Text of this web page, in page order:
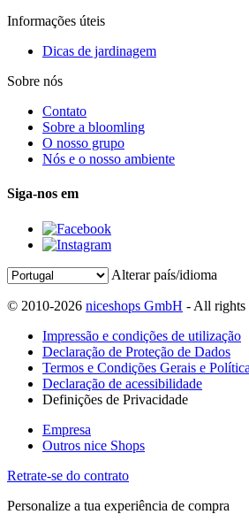
Informações úteis
Dicas de jardinagem
Sobre nós
Contato
Sobre a bloomling
O nosso grupo
Nós e o nosso ambiente
Siga-nos em
Alterar país/idioma
© 2010-2026 niceshops GmbH - All rights
Impressão e condições de utilização
Declaração de Proteção de Dados
Termos e Condições Gerais e
Declaração de acessibilidade
Definições de Privacidade
Empresa
Outros nice Shops
Retrate-se do contrato
Personalize a tua experiência de compra